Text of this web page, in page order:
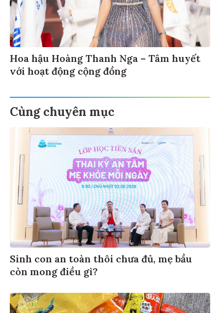
Hoa hậu Hoàng Thanh Nga – Tâm huyết
với hoạt động cộng đồng
Cùng chuyên mục
Sinh con an toàn thôi chưa đủ, mẹ bầu
còn mong điều gì?